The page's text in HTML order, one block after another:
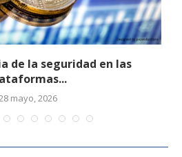
de la seguridad en las
mayo, 2026